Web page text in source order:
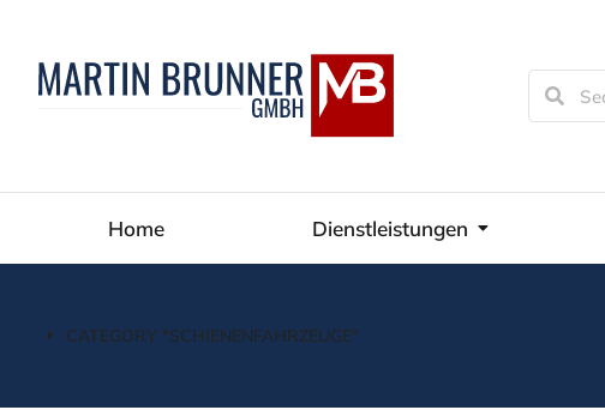
Home Dienstleistungen
You are here:
CATEGORY "SCHIENENFAHRZEUGE"